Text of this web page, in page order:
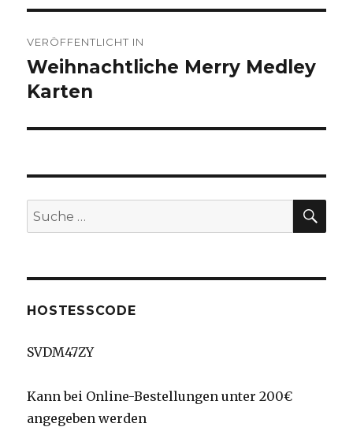
VERÖFFENTLICHT IN
Weihnachtliche Merry Medley
Karten
Suche
nach:
HOSTESSCODE
SVDM47ZY
Kann bei Online-Bestellungen unter 200€
angegeben werden